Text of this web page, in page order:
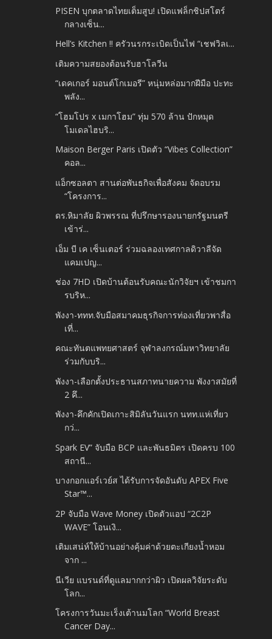
PISEN บุกตลาดไทยเต็มสูบ! เปิดแฟล็กชิปสโตร์
กลางเซ็น...
Hell’s Kitchen !! ครัวนรกระเบิดเป็นไฟ “เชฟวิลเ...
เติมความสยองต้อนรับฮาโลวีน
“เดคเกอร์ มอนต์โกเมอรี” หนุ่มหล่อมากฝีมือ ปะทะ
พลัง...
“โฮมโปร x เมกาโฮม” ทุ่ม 570 ล้าน ปักหมุด
โมเดลไฮบริ...
Maison Berger Paris เปิดตัว “Vibes Collection”
คอล...
แอ็กซอลตา สานต่อพันธกิจเพื่อสังคม จัดอบรม
“โครงการ...
ดร.หิมาลัย ผิวพรรณ ที่ปรึกษารองนายกรัฐมนตรี
เข้าร่...
เอ็ม บี เค เซ็นเตอร์ ร่วมฉลองเทศกาลดิวาลีจัด
แคมเปญ...
ช่อง 7HD เปิดบ้านต้อนรับคณะนักวิจัยฯ เข้าชมกา
รบริห...
พังงา-ททท.จับมือสมาคมธุรกิจการท่องเที่ยวพาสื่อ
เที่...
คณะทันตแพทยศาสตร์ จุฬาลงกรณ์มหาวิทยาลัย
ร่วมกับบริ...
พังงา-เลือกตั้งประธานสภาทนายความ พังงาสมัยที่
2 คึ...
พังงา-คึกคักเปิดเกาะสิมิลันวันแรก นทท.แห่เที่ยว
กว่...
Spark EV” จับมือ BCP และพันธมิตร เปิดครบ 100
สถานี...
บางกอกแอร์เวย์ส ได้รับการจัดอันดับ APEX Five
Star™...
2P จับมือ Wave Money เปิดตัวแอป “2C2P
WAVE” โอนเงิ...
เติมเสน่ห์ให้บ้านอย่างคุ้มค่าด้วยตะเกียงน้ำหอม
จาก ...
นีเวีย แบรนด์ที่ดูแลมากกว่าผิว เปิดผลวิจัยระดับ
โลก...
โครงการวันมะเร็งเต้านมโลก “World Breast
Cancer Day...